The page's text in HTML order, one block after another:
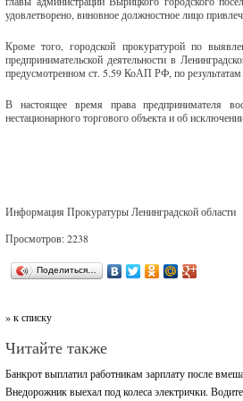
удовлетворено, виновное должностное лицо
Кроме того, городской прокуратурой по
предпринимательской деятельности в
предусмотренном ст. 5.59 КоАП РФ, по результатам
В настоящее время права предпринимателя
нестационарного торгового объекта и об
Информация Прокуратуры Ленинградской области
Просмотров: 2238
Поделиться…
» к списку
Читайте также
Банкрот выплатил работникам зарплату после
Внедорожник выехал под колеса электрички.